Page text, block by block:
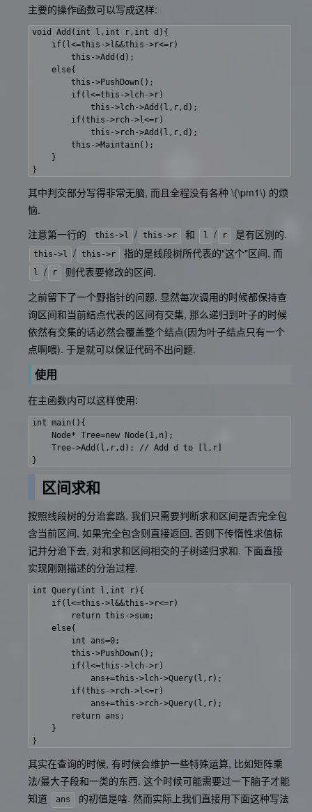
主要的操作函数可以写成这样:
void Add(int l,int r,int d){
    if(l<=this->l&&this->r<=r)
        this->Add(d);
    else{
        this->PushDown();
        if(l<=this->lch->r)
            this->lch->Add(l,r,d);
        if(this->rch->l<=r)
            this->rch->Add(l,r,d);
        this->Maintain();
    }
其中判交部分写得非常无脑, 而且全程没有各种 \(\pm1\) 的烦
恼.
注意第一行的
this->l / this->r 和 l / r 是有区别的.
this->l / this->r 指的是线段树所代表的"这个"区间, 而
l / r
则代表要修改的区间.
之前留下了一个野指针的问题. 显然每次调用的时候都保持查
询区间和当前结点代表的区间有交集, 那么递归到叶子的时候
依然有交集的话必然会覆盖整个结点(因为叶子结点只有一个
点啊喂). 于是就可以保证代码不出问题.
使用
在主函数内可以这样使用:
int main(){
    Node* Tree=new Node(1,n);
    Tree->Add(l,r,d); // Add d to [l,r]
区间求和
按照线段树的分治套路, 我们只需要判断求和区间是否完全包
含当前区间, 如果完全包含则直接返回, 否则下传惰性求值标
记并分治下去, 对和求和区间相交的子树递归求和. 下面直接
实现刚刚描述的分治过程.
int Query(int l,int r){
    if(l<=this->l&&this->r<=r)
        return this->sum;
    else{
        int ans=0;
        this->PushDown();
        if(l<=this->lch->r)
            ans+=this->lch->Query(l,r);
        if(this->rch->l<=r)
            ans+=this->rch->Query(l,r);
        return ans;
    }
其实在查询的时候, 有时候会维护一些特殊运算, 比如矩阵乘
法/最大子段和一类的东西. 这个时候可能需要过一下脑子才能
知道
ans
的初值是啥. 然而实际上我们直接用下面这种写法